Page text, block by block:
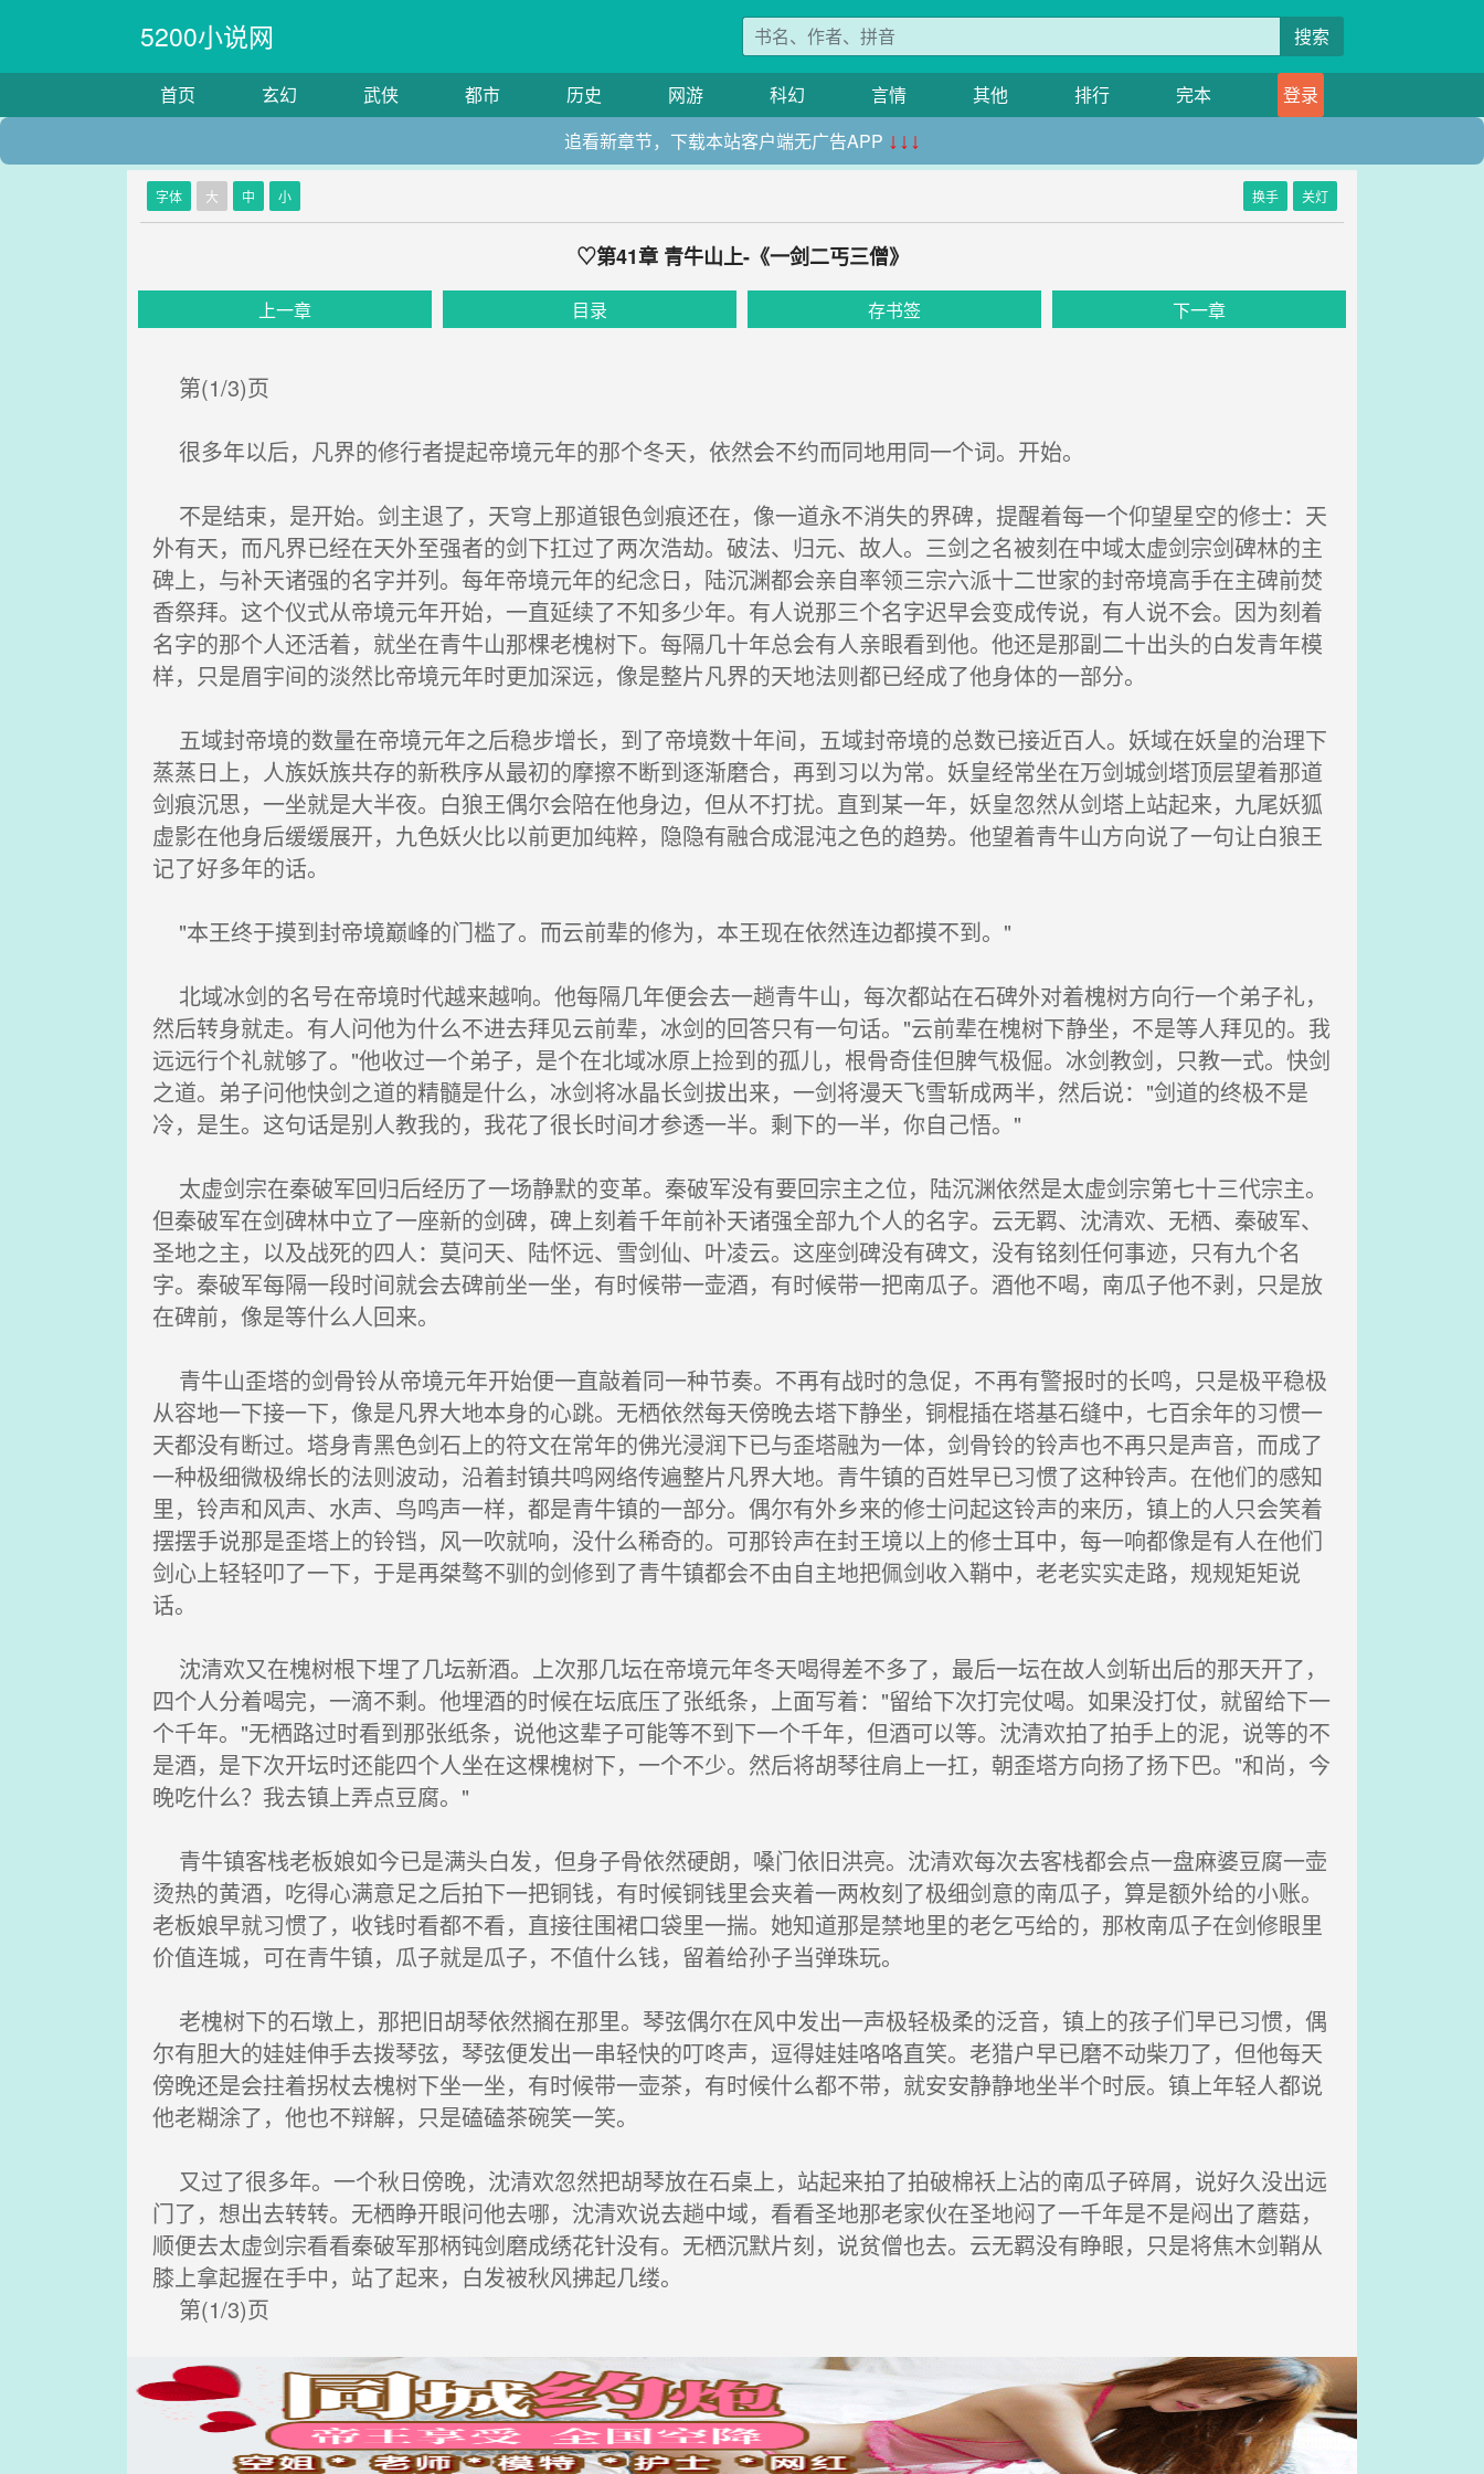
5200小说网 搜索
首页 玄幻 武侠 都市 历史 网游 科幻 言情 其他 排行 完本
登录
追看新章节，下载本站客户端无广告APP ↓↓↓
字体 大 中 小 换手 关灯
♡第41章 青牛山上-《一剑二丐三僧》
上一章 目录 存书签 下一章
第(1/3)页
很多年以后，凡界的修行者提起帝境元年的那个冬天，依然会不约而同地用同一个词。开始。
不是结束，是开始。剑主退了，天穹上那道银色剑痕还在，像一道永不消失的界碑，提醒着每一个仰望星空的修士：天
外有天，而凡界已经在天外至强者的剑下扛过了两次浩劫。破法、归元、故人。三剑之名被刻在中域太虚剑宗剑碑林的主
碑上，与补天诸强的名字并列。每年帝境元年的纪念日，陆沉渊都会亲自率领三宗六派十二世家的封帝境高手在主碑前焚
香祭拜。这个仪式从帝境元年开始，一直延续了不知多少年。有人说那三个名字迟早会变成传说，有人说不会。因为刻着
名字的那个人还活着，就坐在青牛山那棵老槐树下。每隔几十年总会有人亲眼看到他。他还是那副二十出头的白发青年模
样，只是眉宇间的淡然比帝境元年时更加深远，像是整片凡界的天地法则都已经成了他身体的一部分。
五域封帝境的数量在帝境元年之后稳步增长，到了帝境数十年间，五域封帝境的总数已接近百人。妖域在妖皇的治理下
蒸蒸日上，人族妖族共存的新秩序从最初的摩擦不断到逐渐磨合，再到习以为常。妖皇经常坐在万剑城剑塔顶层望着那道
剑痕沉思，一坐就是大半夜。白狼王偶尔会陪在他身边，但从不打扰。直到某一年，妖皇忽然从剑塔上站起来，九尾妖狐
虚影在他身后缓缓展开，九色妖火比以前更加纯粹，隐隐有融合成混沌之色的趋势。他望着青牛山方向说了一句让白狼王
记了好多年的话。
"本王终于摸到封帝境巅峰的门槛了。而云前辈的修为，本王现在依然连边都摸不到。"
北域冰剑的名号在帝境时代越来越响。他每隔几年便会去一趟青牛山，每次都站在石碑外对着槐树方向行一个弟子礼，
然后转身就走。有人问他为什么不进去拜见云前辈，冰剑的回答只有一句话。"云前辈在槐树下静坐，不是等人拜见的。我
远远行个礼就够了。"他收过一个弟子，是个在北域冰原上捡到的孤儿，根骨奇佳但脾气极倔。冰剑教剑，只教一式。快剑
之道。弟子问他快剑之道的精髓是什么，冰剑将冰晶长剑拔出来，一剑将漫天飞雪斩成两半，然后说："剑道的终极不是
冷，是生。这句话是别人教我的，我花了很长时间才参透一半。剩下的一半，你自己悟。"
太虚剑宗在秦破军回归后经历了一场静默的变革。秦破军没有要回宗主之位，陆沉渊依然是太虚剑宗第七十三代宗主。
但秦破军在剑碑林中立了一座新的剑碑，碑上刻着千年前补天诸强全部九个人的名字。云无羁、沈清欢、无栖、秦破军、
圣地之主，以及战死的四人：莫问天、陆怀远、雪剑仙、叶凌云。这座剑碑没有碑文，没有铭刻任何事迹，只有九个名
字。秦破军每隔一段时间就会去碑前坐一坐，有时候带一壶酒，有时候带一把南瓜子。酒他不喝，南瓜子他不剥，只是放
在碑前，像是等什么人回来。
青牛山歪塔的剑骨铃从帝境元年开始便一直敲着同一种节奏。不再有战时的急促，不再有警报时的长鸣，只是极平稳极
从容地一下接一下，像是凡界大地本身的心跳。无栖依然每天傍晚去塔下静坐，铜棍插在塔基石缝中，七百余年的习惯一
天都没有断过。塔身青黑色剑石上的符文在常年的佛光浸润下已与歪塔融为一体，剑骨铃的铃声也不再只是声音，而成了
一种极细微极绵长的法则波动，沿着封镇共鸣网络传遍整片凡界大地。青牛镇的百姓早已习惯了这种铃声。在他们的感知
里，铃声和风声、水声、鸟鸣声一样，都是青牛镇的一部分。偶尔有外乡来的修士问起这铃声的来历，镇上的人只会笑着
摆摆手说那是歪塔上的铃铛，风一吹就响，没什么稀奇的。可那铃声在封王境以上的修士耳中，每一响都像是有人在他们
剑心上轻轻叩了一下，于是再桀骜不驯的剑修到了青牛镇都会不由自主地把佩剑收入鞘中，老老实实走路，规规矩矩说
话。
沈清欢又在槐树根下埋了几坛新酒。上次那几坛在帝境元年冬天喝得差不多了，最后一坛在故人剑斩出后的那天开了，
四个人分着喝完，一滴不剩。他埋酒的时候在坛底压了张纸条，上面写着："留给下次打完仗喝。如果没打仗，就留给下一
个千年。"无栖路过时看到那张纸条，说他这辈子可能等不到下一个千年，但酒可以等。沈清欢拍了拍手上的泥，说等的不
是酒，是下次开坛时还能四个人坐在这棵槐树下，一个不少。然后将胡琴往肩上一扛，朝歪塔方向扬了扬下巴。"和尚，今
晚吃什么？我去镇上弄点豆腐。"
青牛镇客栈老板娘如今已是满头白发，但身子骨依然硬朗，嗓门依旧洪亮。沈清欢每次去客栈都会点一盘麻婆豆腐一壶
烫热的黄酒，吃得心满意足之后拍下一把铜钱，有时候铜钱里会夹着一两枚刻了极细剑意的南瓜子，算是额外给的小账。
老板娘早就习惯了，收钱时看都不看，直接往围裙口袋里一揣。她知道那是禁地里的老乞丐给的，那枚南瓜子在剑修眼里
价值连城，可在青牛镇，瓜子就是瓜子，不值什么钱，留着给孙子当弹珠玩。
老槐树下的石墩上，那把旧胡琴依然搁在那里。琴弦偶尔在风中发出一声极轻极柔的泛音，镇上的孩子们早已习惯，偶
尔有胆大的娃娃伸手去拨琴弦，琴弦便发出一串轻快的叮咚声，逗得娃娃咯咯直笑。老猎户早已磨不动柴刀了，但他每天
傍晚还是会拄着拐杖去槐树下坐一坐，有时候带一壶茶，有时候什么都不带，就安安静静地坐半个时辰。镇上年轻人都说
他老糊涂了，他也不辩解，只是磕磕茶碗笑一笑。
又过了很多年。一个秋日傍晚，沈清欢忽然把胡琴放在石桌上，站起来拍了拍破棉袄上沾的南瓜子碎屑，说好久没出远
门了，想出去转转。无栖睁开眼问他去哪，沈清欢说去趟中域，看看圣地那老家伙在圣地闷了一千年是不是闷出了蘑菇，
顺便去太虚剑宗看看秦破军那柄钝剑磨成绣花针没有。无栖沉默片刻，说贫僧也去。云无羁没有睁眼，只是将焦木剑鞘从
膝上拿起握在手中，站了起来，白发被秋风拂起几缕。
第(1/3)页